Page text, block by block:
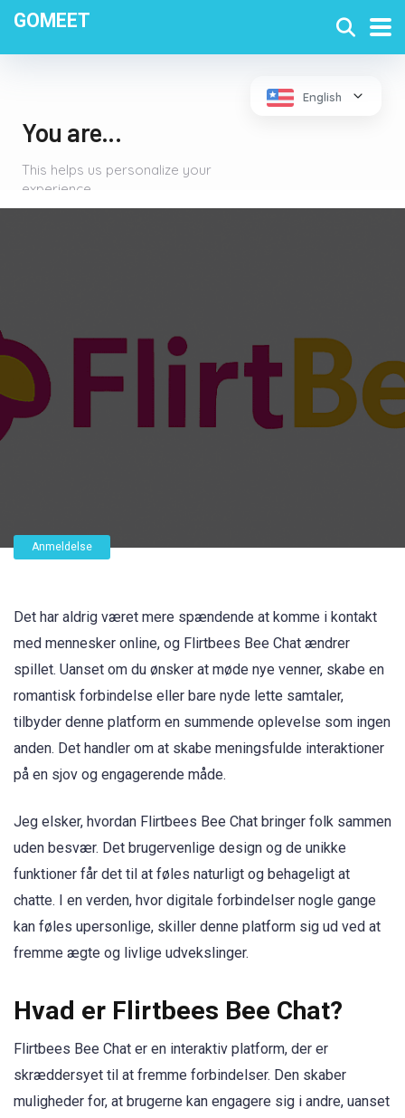
GOMEET
Anmeldelse
Det har aldrig været mere spændende at komme i kontakt
med mennesker online, og Flirtbees Bee Chat ændrer
spillet. Uanset om du ønsker at møde nye venner, skabe en
romantisk forbindelse eller bare nyde lette samtaler,
tilbyder denne platform en summende oplevelse som ingen
anden. Det handler om at skabe meningsfulde interaktioner
på en sjov og engagerende måde.
Jeg elsker, hvordan Flirtbees Bee Chat bringer folk sammen
uden besvær. Det brugervenlige design og de unikke
funktioner får det til at føles naturligt og behageligt at
chatte. I en verden, hvor digitale forbindelser nogle gange
kan føles upersonlige, skiller denne platform sig ud ved at
fremme ægte og livlige udvekslinger.
Hvad er Flirtbees Bee Chat?
Flirtbees Bee Chat er en interaktiv platform, der er
skræddersyet til at fremme forbindelser. Den skaber
muligheder for, at brugerne kan engagere sig i andre, uanset